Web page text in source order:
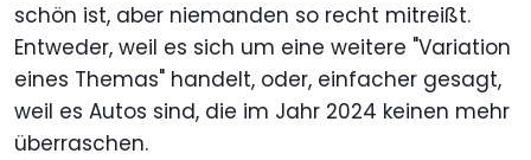
schön ist, aber niemanden so recht mitreißt.
Entweder, weil es sich um eine weitere "Variation
eines Themas" handelt, oder, einfacher gesagt,
weil es Autos sind, die im Jahr 2024 keinen mehr
überraschen.